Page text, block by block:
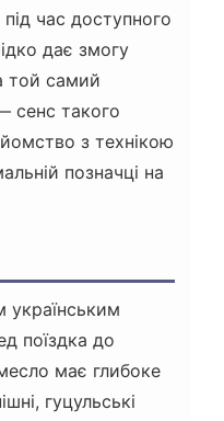
час доступного
дає змогу
той самий
сенс такого
з технікою
позначці на
поїздка до
має глибоке
гуцульські